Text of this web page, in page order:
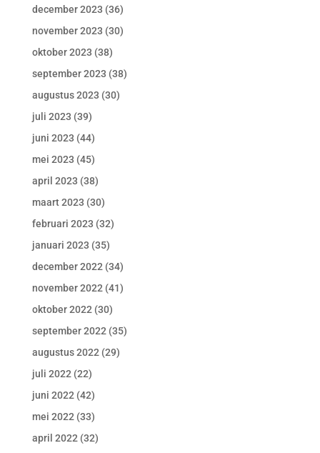
december 2023 (36)
november 2023 (30)
oktober 2023 (38)
september 2023 (38)
augustus 2023 (30)
juli 2023 (39)
juni 2023 (44)
mei 2023 (45)
april 2023 (38)
maart 2023 (30)
februari 2023 (32)
januari 2023 (35)
december 2022 (34)
november 2022 (41)
oktober 2022 (30)
september 2022 (35)
augustus 2022 (29)
juli 2022 (22)
juni 2022 (42)
mei 2022 (33)
april 2022 (32)